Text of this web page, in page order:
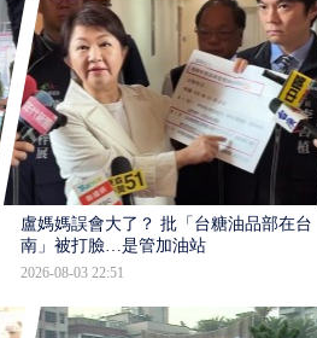
盧媽媽誤會大了？ 批「台糖油品部在台
南」被打臉…是管加油站
2026-08-03 22:51